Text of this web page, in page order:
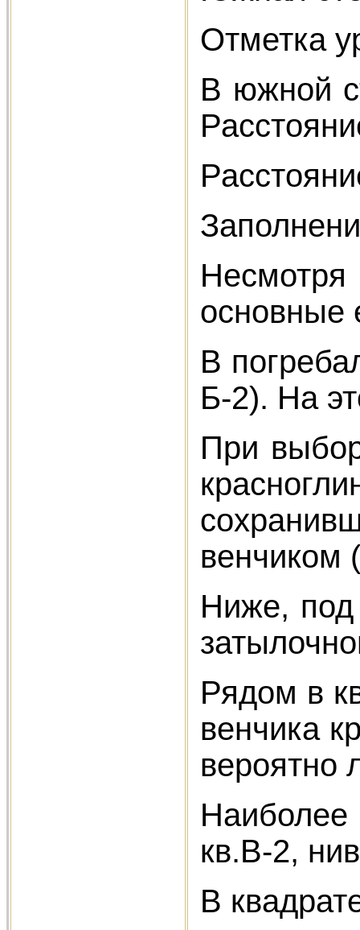
Отметка
В южной
Несмотря
основные
В
Б-2). На
При
венчиком
Ниже, под
Рядом в
венчика
вероятно
Наиболее
кв.В-2,
В